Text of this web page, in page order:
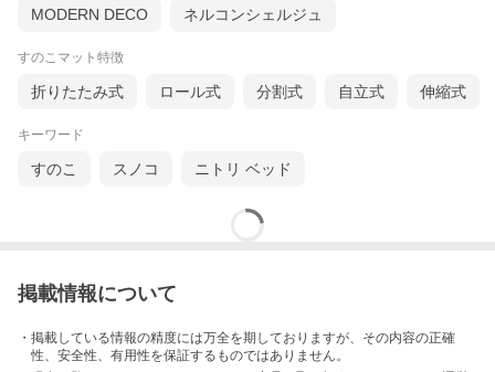
MODERN DECO ネルコンシェルジュ
すのこマット特徴
折りたたみ式 ロール式 分割式 自立式 伸縮式
キーワード
すのこ スノコ ニトリ ベッド
掲載情報について
・掲載している情報の精度には万全を期しておりますが、その内容の正確
性、安全性、有用性を保証するものではありません。